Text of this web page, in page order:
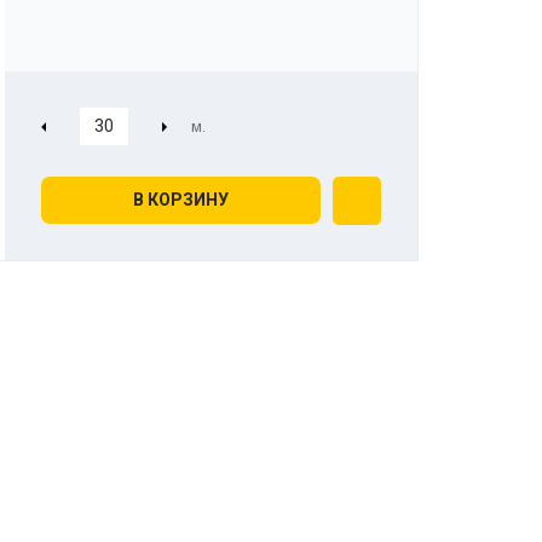
В КОРЗИНУ